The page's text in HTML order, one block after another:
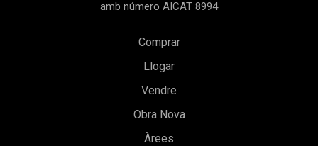
amb número AICAT 8994
Comprar
Llogar
Vendre
Obra Nova
Àrees